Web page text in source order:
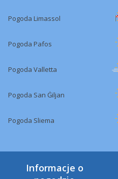
Pogoda Limassol
Pogoda Pafos
Pogoda Valletta
Pogoda San Ġiljan
Pogoda Sliema
Informacje o